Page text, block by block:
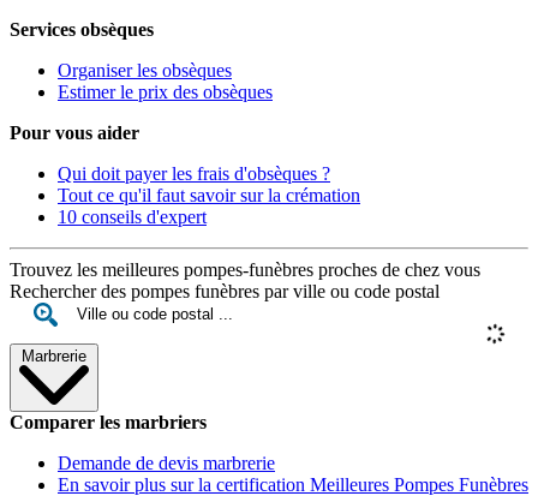
Services obsèques
Organiser les obsèques
Estimer le prix des obsèques
Pour vous aider
Qui doit payer les frais d'obsèques ?
Tout ce qu'il faut savoir sur la crémation
10 conseils d'expert
Trouvez les meilleures pompes-funèbres proches de chez vous
Rechercher des pompes funèbres par ville ou code postal
Marbrerie
Comparer les marbriers
Demande de devis marbrerie
En savoir plus sur la certification Meilleures Pompes Funèbres